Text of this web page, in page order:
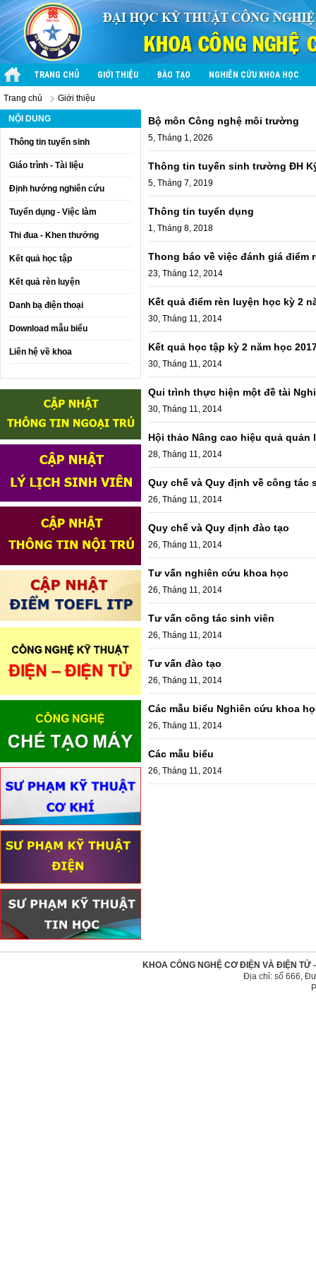
TRANG CHỦ GIỚI THIỆU ĐÀO TẠO NGHIÊN CỨU KHOA HỌC
Trang chủ Giới thiệu
NỘI DUNG
Thông tin tuyển sinh
Giáo trình - Tài liệu
Định hướng nghiên cứu
Tuyển dụng - Việc làm
Thi đua - Khen thưởng
Kết quả học tập
Kết quả rèn luyện
Danh bạ điện thoại
Download mẫu biểu
Liên hệ về khoa
Bộ môn Công nghệ môi trường
5, Tháng 1, 2026
Thông tin tuyến sinh trường ĐH
5, Tháng 7, 2019
Thông tin tuyển dụng
1, Tháng 8, 2018
Thong báo về việc đánh giá điểm
23, Tháng 12, 2014
Kết quả điểm rèn luyện học kỳ 2
30, Tháng 11, 2014
Kết quả học tập kỳ 2 năm học
30, Tháng 11, 2014
Qui trình thực hiện một đề tài
30, Tháng 11, 2014
Hội thảo Nâng cao hiệu quả
28, Tháng 11, 2014
Quy chế và Quy định về công tác
26, Tháng 11, 2014
Quy chế và Quy định đào tạo
26, Tháng 11, 2014
Tư vấn nghiên cứu khoa học
26, Tháng 11, 2014
Tư vấn công tác sinh viên
26, Tháng 11, 2014
Tư vấn đào tạo
26, Tháng 11, 2014
Các mẫu biểu Nghiên cứu khoa
26, Tháng 11, 2014
Các mẫu biểu
26, Tháng 11, 2014
KHOA CÔNG NGHỆ CƠ ĐIỆN VÀ ĐIỆN TỬ
Địa chỉ: số 666,